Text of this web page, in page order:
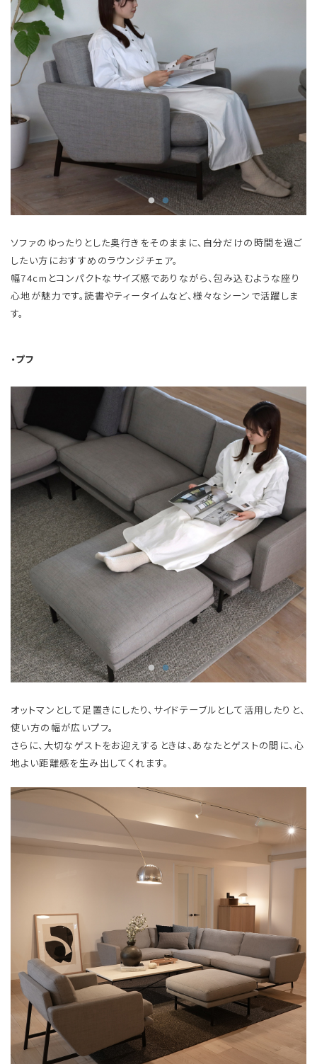
ソファのゆったりとした奥行きをそのままに、自分だけの時間を過ご
したい方におすすめのラウンジチェア。
幅74cmとコンパクトなサイズ感でありながら、包み込むような座り
心地が魅力です。読書やティータイムなど、様々なシーンで活躍しま
す。
・プフ
オットマンとして足置きにしたり、サイドテーブルとして活用したりと、
使い方の幅が広いプフ。
さらに、大切なゲストをお迎えするときは、あなたとゲストの間に、心
地よい距離感を生み出してくれます。